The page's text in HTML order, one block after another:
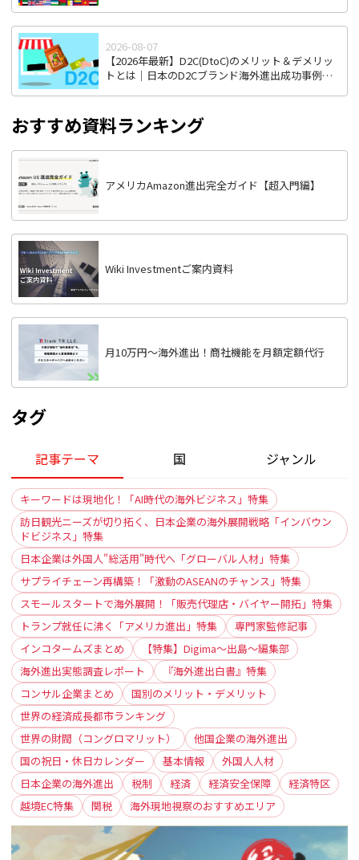
2026-08-07
【2026年最新】D2C(DtoC)のメリット＆デメリッ
トとは｜日本のD2Cブランド海外進出成功事例と
おすすめ資料ランキング
アメリカAmazon進出完全ガイド【超入門編】
Wiki Investmentご案内資料
月10万円〜海外進出！商社機能を月額定額代行
タグ
記事テーマ 国 ジャンル
キーワードは現地化！「AI時代の海外ビジネス」特集
訪日観光ニーズが切り拓く、日本企業の海外展開戦略「インバウン
ドビジネス」特集
日本企業は外国人"総活用"時代へ「グローバル人材」特集
サプライチェーン再構築！「激動のASEANのチャンス」特集
スモールスタートで海外展開！「販売代理店・バイヤー開拓」特集
トランプ就任に沸く「アメリカ進出」特集
専門家監修記事
インコタームズまとめ
【特集】Digima〜出島〜編集部
海外進出実態調査レポート
『海外進出白書』特集
コンサル企業まとめ
国別のメリット・デメリット
世界の経済成長都市ランキング
世界の財閥（コングロマリット）
他国企業の海外進出
国の祝日・休日カレンダー
基本情報
外国人人材
日本企業の海外進出
税制 経済 経済安全保障
経済特区
越境EC特集
関税 海外現地視察のおすすめエリア